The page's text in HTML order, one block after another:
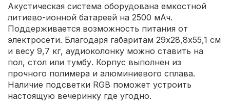
Акустическая система оборудована емкостной
литиево-ионной батареей на 2500 мАч.
Поддерживается возможность питания от
электросети. Благодаря габаритам 29х28,8х55,1 см
и весу 9,7 кг, аудиоколонку можно ставить на
пол, стол или тумбу. Корпус выполнен из
прочного полимера и алюминиевого сплава.
Наличие подсветки RGB поможет устроить
настоящую вечеринку где угодно.